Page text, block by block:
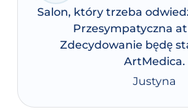
Justyna
Salon, który trzeba
Przesympatyczna
Zdecydowanie będę
ArtMedica.